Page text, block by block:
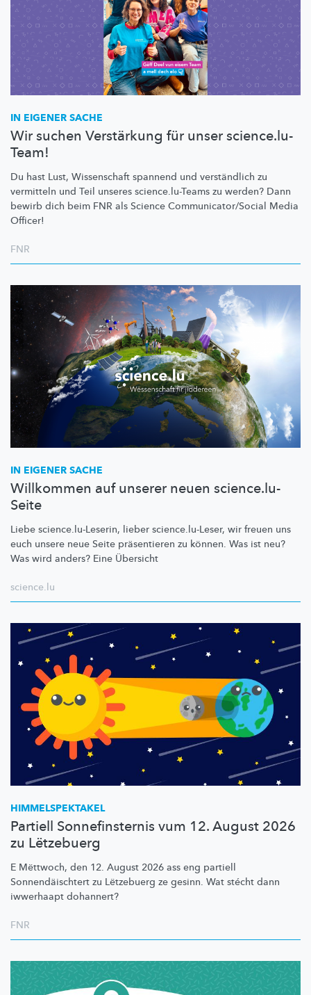
IN EIGENER SACHE
Wir suchen Verstärkung für unser science.lu-
Team!
Du hast Lust, Wissenschaft spannend und verständlich zu
vermitteln und Teil unseres science.lu-Teams zu werden? Dann
bewirb dich beim FNR als Science Communicator/Social Media
Officer!
FNR
IN EIGENER SACHE
Willkommen auf unserer neuen science.lu-
Seite
Liebe science.lu-Leserin, lieber science.lu-Leser, wir freuen uns
euch unsere neue Seite präsentieren zu können. Was ist neu?
Was wird anders? Eine Übersicht
science.lu
HIMMELSPEKTAKEL
Partiell Sonnefinsternis vum 12. August 2026
zu Lëtzebuerg
E Mëttwoch, den 12. August 2026 ass eng partiell
Sonnendäischtert zu Lëtzebuerg ze gesinn. Wat stécht dann
iwwerhaapt dohannert?
FNR